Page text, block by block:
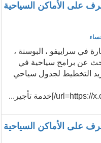
على الأماكن السياحية
في سراييفو ، البوسنة ،
عن برامج سياحية في
التخطيط لجدول سياحي
على الأماكن السياحية